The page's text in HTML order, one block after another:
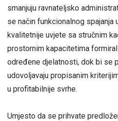
smanjuju ravnateljsko
se način funkcionalnog spajanja
kvalitetnije uvjete sa stručnim
prostornim kapacitetima
određene djelatnosti, dok bi se
udovoljavaju propisanim
u profitabilnije svrhe.
Umjesto da se prihvate